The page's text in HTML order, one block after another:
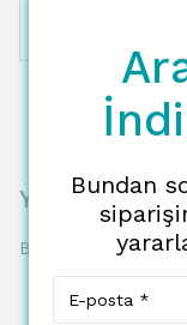
Yorumlar
Bu ürün için henüz
Bundan